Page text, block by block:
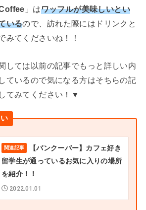
」はワッフルが美味しいとい
いるので、訪れた際にはドリンクと
みてくださいね！！
しては以前の記事でもっと詳しい内
ているので気になる方はそちらの記
てみてください！▼
関連記事
【バンクーバー】カフェ好き
留学生が通っているお気に入りの場所
を紹介！！
2022.01.01